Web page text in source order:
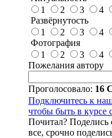
1
2 3 4
Развёрнутость
1
2 3 4
Фотография
1
2 3 4
Пожелания автору
Проголосовало: 16
Подключитесь к
чтобы быть в курсе
Почитал?
все, срочно